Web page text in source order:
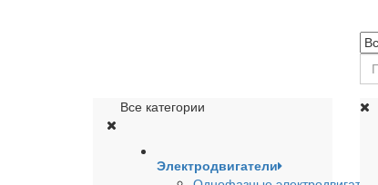
Все категории
Электродвигатели